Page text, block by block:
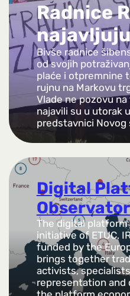
Radnice
Bivše radnice
od svojih
plaće i otpremnine
rujnu na Markovu
Vlade ne pozovu
najavili su u utorak
predstavnici Novog
Digital
The digital
initiative of ETUC,
funded by the
brings together
activists,
representation and